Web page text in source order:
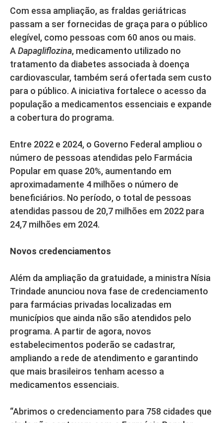
Com essa ampliação, as fraldas geriátricas
passam a ser fornecidas de graça para o público
elegível, como pessoas com 60 anos ou mais.
ADapagliflozina, medicamento utilizado no
tratamento da diabetes associada à doença
cardiovascular, também será ofertada sem custo
para o público. A iniciativa fortalece o acesso da
população a medicamentos essenciais e expande
a cobertura do programa.
Entre 2022 e 2024, o Governo Federal ampliou o
número de pessoas atendidas pelo Farmácia
Popular em quase 20%, aumentando em
aproximadamente 4 milhões o número de
beneficiários. No período, o total de pessoas
atendidas passou de 20,7 milhões em 2022 para
24,7 milhões em 2024.
Novos credenciamentos
Além da ampliação da gratuidade, a ministra Nísia
Trindade anunciou nova fase de credenciamento
para farmácias privadas localizadas em
municípios que ainda não são atendidos pelo
programa. A partir de agora, novos
estabelecimentos poderão se cadastrar,
ampliando a rede de atendimento e garantindo
que mais brasileiros tenham acesso a
medicamentos essenciais.
“Abrimos o credenciamento para 758 cidades que